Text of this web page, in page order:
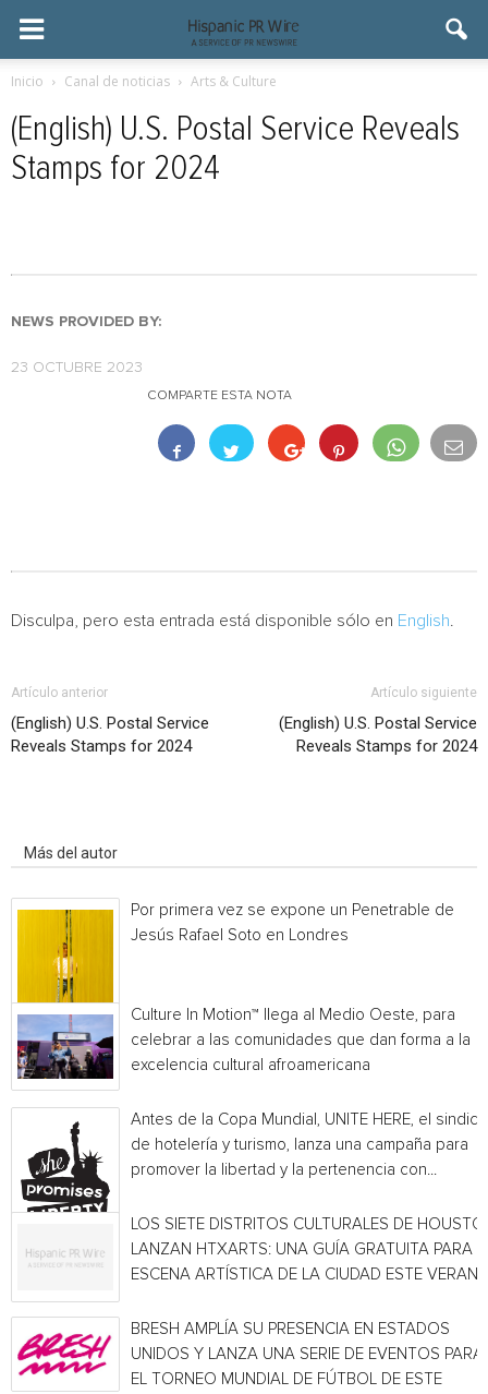
Inicio Canal de noticias Arts & Culture
(English) U.S. Postal Service Reveals
Stamps for 2024
NEWS PROVIDED BY:
23 OCTUBRE 2023
COMPARTE ESTA NOTA
Disculpa, pero esta entrada está disponible sólo en English
Artículo anterior
(English) U.S. Postal Service
Reveals Stamps for 2024
Artículo siguiente
(English) U.S. Postal Service
Reveals Stamps for 2024
Más del autor
Por primera vez se expone un Penetrable de
Jesús Rafael Soto en Londres
Culture In Motion™ llega al Medio Oeste, para
celebrar a las comunidades que dan forma a la
excelencia cultural afroamericana
Antes de la Copa Mundial, UNITE HERE, el
de hotelería y turismo, lanza una campaña para
promover la libertad y la pertenencia con...
LOS SIETE DISTRITOS CULTURALES DE
LANZAN HTXARTS: UNA GUÍA GRATUITA PARA
ESCENA ARTÍSTICA DE LA CIUDAD ESTE
BRESH AMPLÍA SU PRESENCIA EN ESTADOS
UNIDOS Y LANZA UNA SERIE DE EVENTOS PARA
EL TORNEO MUNDIAL DE FÚTBOL DE ESTE